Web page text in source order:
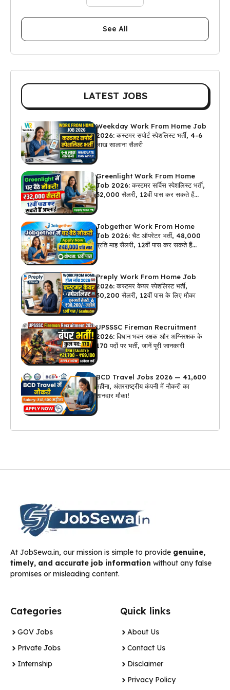
See All
LATEST JOBS
Weekday Work From Home Job
2026: कस्टमर सपोर्ट स्पेशलिस्ट भर्ती, 4-6
लाख सालाना सैलरी
Greenlight Work From Home
Job 2026: कस्टमर सर्विस स्पेशलिस्ट भर्ती,
₹32,000 सैलरी, 12वीं पास कर सकते हैं
Jobgether Work From Home
Job 2026: चैट ऑपरेटर भर्ती, ₹48,000
प्रति माह सैलरी, 12वीं पास कर सकते हैं
Preply Work From Home Job
2026: कस्टमर केयर स्पेशलिस्ट भर्ती,
₹30,200 सैलरी, 12वीं पास के लिए मौका
UPSSSC Fireman Recruitment
2026: विधान भवन रक्षक और अग्निरक्षक के
170 पदों पर भर्ती, जानें पूरी जानकारी
BCD Travel Jobs 2026 — ₹41,600
महीना, अंतरराष्ट्रीय कंपनी में नौकरी का
शानदार मौका!
At JobSewa.in, our mission is simple to provide genuine,
timely, and accurate job information without any false
promises or misleading content.
Categories
GOV Jobs
Private Jobs
Internship
Quick links
About Us
Contact Us
Disclaimer
Privacy Policy